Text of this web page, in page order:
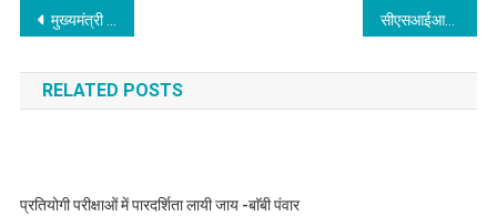
Post
navigation
मुख्यमंत्री ने की पेयजल विभाग की समीक्षा सीएसआईआर-सीएमईआरआई सोलर डीसी कुकिंग सिस्टम-हरित और प्रदूषण मुक्त भारत की ओर एक कदम
RELATED POSTS
प्रतियोगी परीक्षाओं में पारदर्शिता लायी जाय -बाॅबी पंवार